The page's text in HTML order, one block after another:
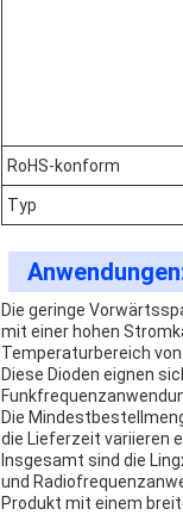
RoHS-konform
Typ
Die geringe
mit einer hohen
Temperaturbereich von
Diese Dioden eignen
Die
die Lieferzeit variieren
Insgesamt sind die
und
Produkt mit einem